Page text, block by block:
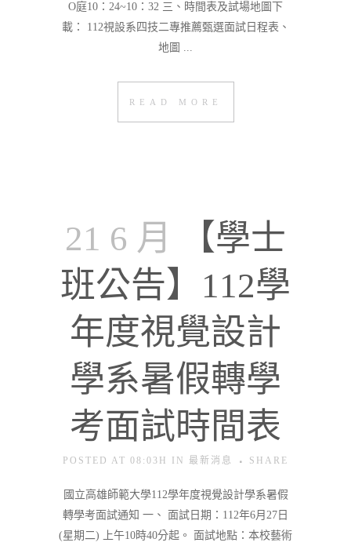
O庭10：24~10：32 三、時間表及試場地圖下
載： 112視設系四技二專推薦甄選面試日程表、
地圖 ...
READ MORE
21 6 月
【學士
班公告】112學
年度視覺設計
學系暑假轉學
考面試時間表
POSTED AT 08:03H IN 最新消息 SHARE
國立高雄師範大學112學年度視覺設計學系暑假
轉學考面試通知 一、 面試日期：112年6月27日
(星期二) 上午10時40分起。 面試地點：本校藝術